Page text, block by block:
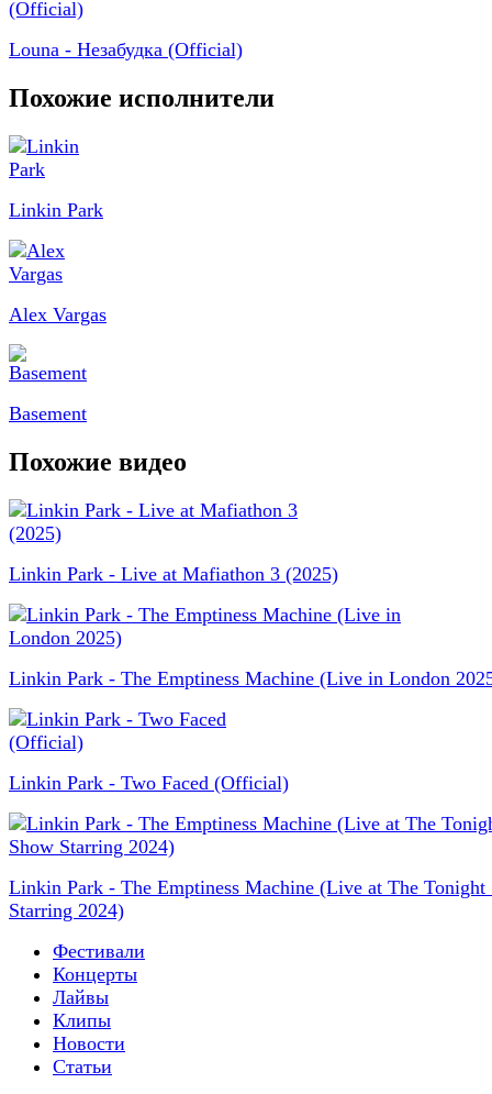
Louna - Незабудка (Official)
Похожие исполнители
Linkin Park
Alex Vargas
Basement
Похожие видео
Linkin Park - Live at Mafiathon 3 (2025)
Linkin Park - The Emptiness Machine (Live in London
Linkin Park - Two Faced (Official)
Linkin Park - The Emptiness Machine (Live at The Tonight
Starring 2024)
Фестивали
Концерты
Лайвы
Клипы
Новости
Статьи